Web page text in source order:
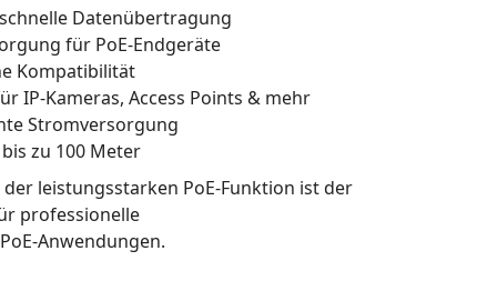
Datenübertragung
für PoE-Endgeräte
Kompatibilität
IP-Kameras, Access Points & mehr
Stromversorgung
zu 100 Meter
leistungsstarken PoE-Funktion ist der
professionelle
Anwendungen.